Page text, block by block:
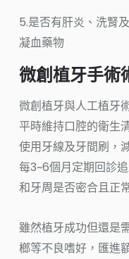
5.是否有肝炎、洗腎
凝血藥物
微創植牙手術
微創植牙與人工植牙
平時維持口腔的衛生
使用牙線及牙間刷，
每3~6個月定期回診
和牙周是否密合且正
雖然植牙成功但還是
榔等不良嗜好，匯進